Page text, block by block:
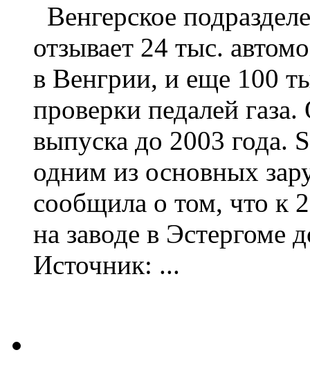
Венгерское
отзывает 24 тыс.
в Венгрии, и еще 100
проверки педалей
выпуска до 2003 года.
одним из основных
сообщила о том, что к
на заводе в Эстергоме
Источник: ...